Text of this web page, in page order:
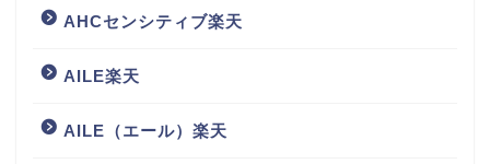
AHCセンシティブ楽天
AILE楽天
AILE（エール）楽天